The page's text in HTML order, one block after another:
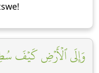
وَإِلَى ٱلۡأَرۡضِ كَيۡفَ